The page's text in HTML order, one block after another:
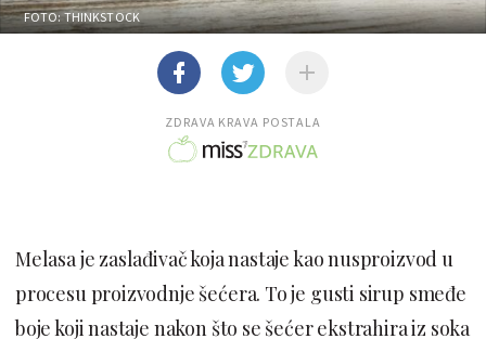
FOTO: THINKSTOCK
ZDRAVA KRAVA POSTALA
Melasa je zaslađivač koja nastaje kao nusproizvod u
procesu proizvodnje šećera. To je gusti sirup smeđe
boje koji nastaje nakon što se šećer ekstrahira iz soka